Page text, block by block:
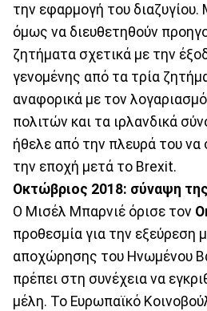
την εφαρμογή του
όμως να διευθετηθούν
ζητήματα σχετικά με την
γενομένης από τα τρία
αναφορικά με τον
πολιτών και τα ιρλανδικά
ήθελε από την πλευρά του να
την εποχή μετά το Brexit.
Οκτώβριος 2018: σύναψη
Ο Μισέλ Μπαρνιέ όρισε τον
προθεσμία για την εξεύρεση
αποχώρησης του Ηνωμένου
πρέπει στη συνέχεια να
μέλη. Το Ευρωπαϊκό